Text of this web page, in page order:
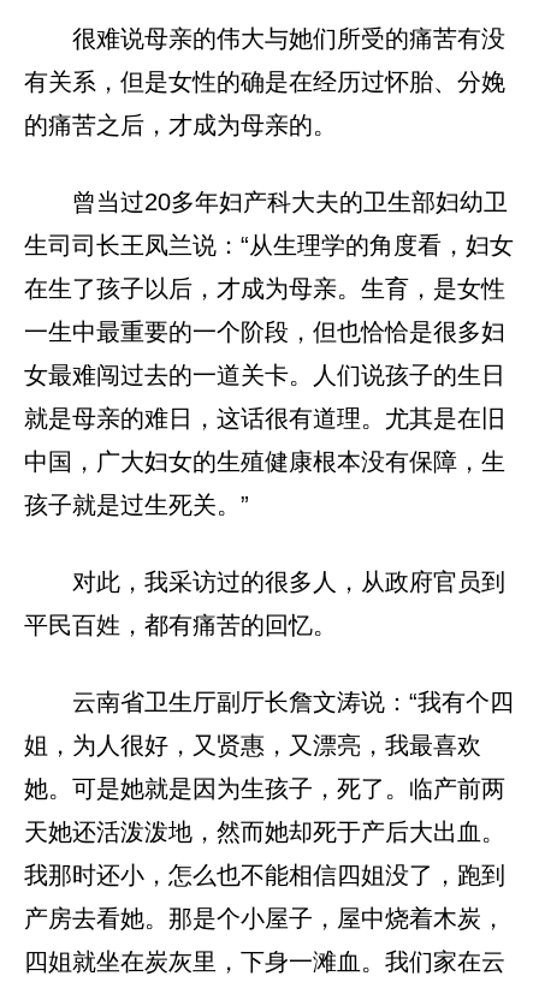
很难说母亲的伟大与她们所受的痛苦有没
有关系，但是女性的确是在经历过怀胎、分娩
的痛苦之后，才成为母亲的。
曾当过20多年妇产科大夫的卫生部妇幼卫
生司司长王凤兰说：“从生理学的角度看，妇女
在生了孩子以后，才成为母亲。生育，是女性
一生中最重要的一个阶段，但也恰恰是很多妇
女最难闯过去的一道关卡。人们说孩子的生日
就是母亲的难日，这话很有道理。尤其是在旧
中国，广大妇女的生殖健康根本没有保障，生
孩子就是过生死关。”
对此，我采访过的很多人，从政府官员到
平民百姓，都有痛苦的回忆。
云南省卫生厅副厅长詹文涛说：“我有个四
姐，为人很好，又贤惠，又漂亮，我最喜欢
她。可是她就是因为生孩子，死了。临产前两
天她还活泼泼地，然而她却死于产后大出血。
我那时还小，怎么也不能相信四姐没了，跑到
产房去看她。那是个小屋子，屋中烧着木炭，
四姐就坐在炭灰里，下身一滩血。我们家在云